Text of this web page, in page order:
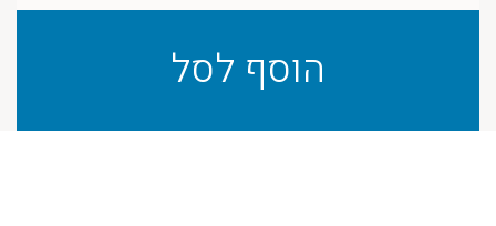
הוסף לסל